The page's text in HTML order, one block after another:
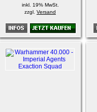
inkl. 19% MwSt.
zzgl. Versand